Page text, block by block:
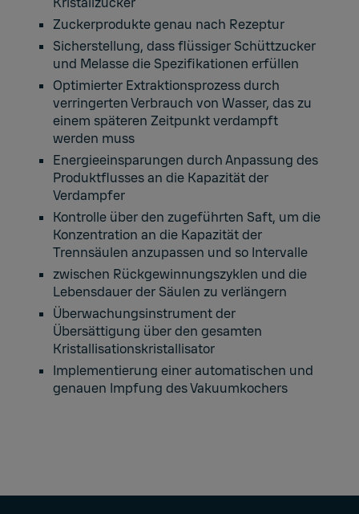
Zuckerprodukte genau nach Rezeptur
Sicherstellung, dass flüssiger Schüttzucker
und Melasse die Spezifikationen erfüllen
Optimierter Extraktionsprozess durch
verringerten Verbrauch von Wasser, das zu
einem späteren Zeitpunkt verdampft
werden muss
Energieeinsparungen durch Anpassung des
Produktflusses an die Kapazität der
Verdampfer
Kontrolle über den zugeführten Saft, um die
Konzentration an die Kapazität der
Trennsäulen anzupassen und so Intervalle
zwischen Rückgewinnungszyklen und die
Lebensdauer der Säulen zu verlängern
Überwachungsinstrument der
Übersättigung über den gesamten
Kristallisationskristallisator
Implementierung einer automatischen und
genauen Impfung des Vakuumkochers